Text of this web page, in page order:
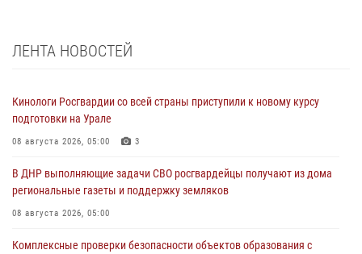
ЛЕНТА НОВОСТЕЙ
Кинологи Росгвардии со всей страны приступили к новому курсу
подготовки на Урале
08 августа 2026, 05:00 3
В ДНР выполняющие задачи СВО росгвардейцы получают из дома
региональные газеты и поддержку земляков
08 августа 2026, 05:00
Комплексные проверки безопасности объектов образования с